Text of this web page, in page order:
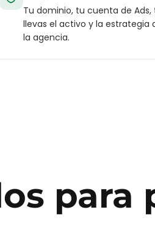
Tu dominio, tu cuenta de Ads,
llevas el activo y la estrategia
la agencia.
para